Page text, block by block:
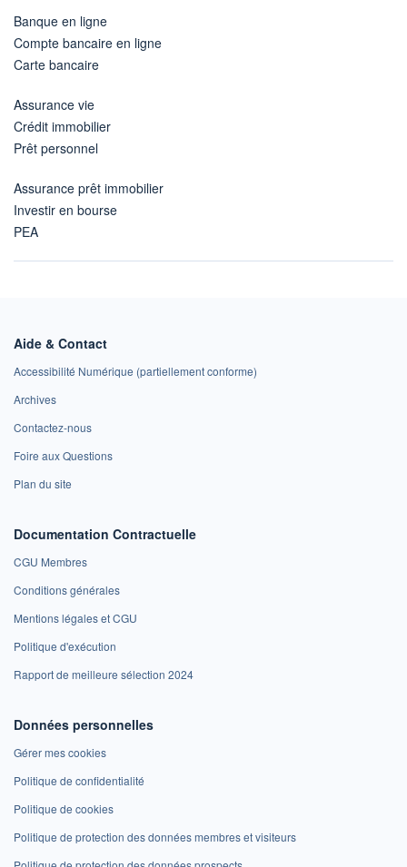
Banque en ligne
Compte bancaire en ligne
Carte bancaire
Assurance vie
Crédit immobilier
Prêt personnel
Assurance prêt immobilier
Investir en bourse
PEA
Aide & Contact
Accessibilité Numérique (partiellement conforme)
Archives
Contactez-nous
Foire aux Questions
Plan du site
Documentation Contractuelle
CGU Membres
Conditions générales
Mentions légales et CGU
Politique d'exécution
Rapport de meilleure sélection 2024
Données personnelles
Gérer mes cookies
Politique de confidentialité
Politique de cookies
Politique de protection des données membres et visiteurs